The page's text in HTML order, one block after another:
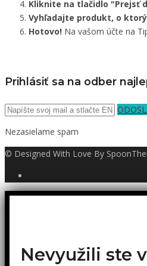
Kliknite na tlačidlo "Prejsť
Vyhľadajte produkt, o
Hotovo! Na vašom účte na
Prihlásiť sa na odber
Nezasielame spam
© Designed With Love By
Nevyužili ste